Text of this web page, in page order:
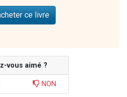
ce livre
vous aimé ?
NON